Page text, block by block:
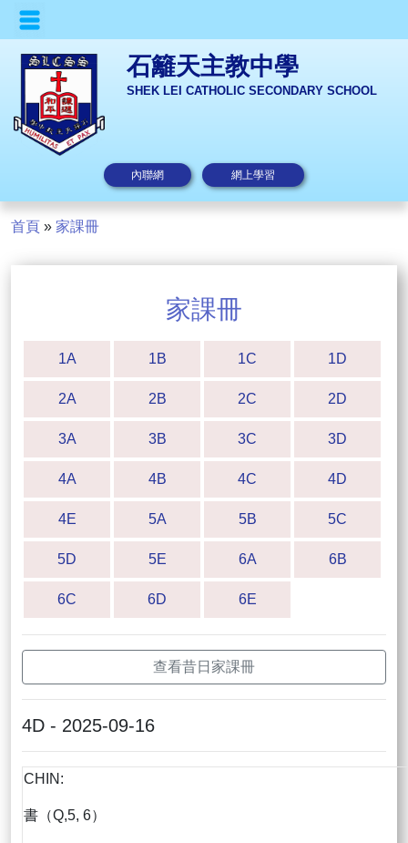
石籬天主教中學
SHEK LEI CATHOLIC SECONDARY SCHOOL
內聯網 網上學習
首頁 » 家課冊
家課冊
1A 1B 1C 1D
2A 2B 2C 2D
3A 3B 3C 3D
4A 4B 4C 4D
4E 5A 5B 5C
5D 5E 6A 6B
6C 6D 6E
查看昔日家課冊
4D - 2025-09-16
CHIN:
書（Q,5, 6）